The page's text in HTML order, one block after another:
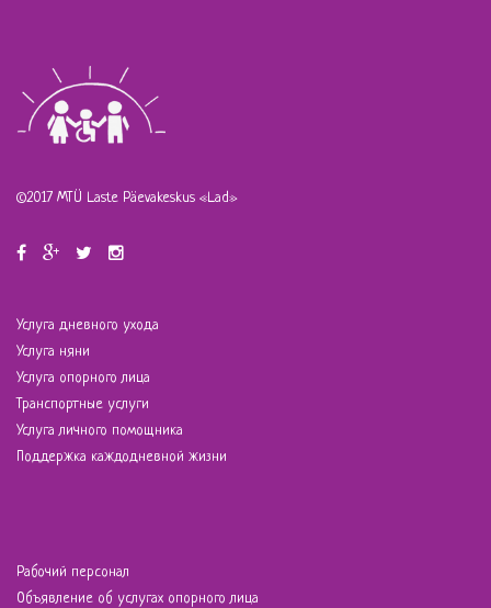
©2017 MTÜ Laste Päevakeskus «Lad»
Услуга дневного ухода
Услуга няни
Услуга опорного лица
Транспортные услуги
Услуга личного помощника
Поддержка каждодневной жизни
Рабочий персонал
Объявление об услугах опорного лица